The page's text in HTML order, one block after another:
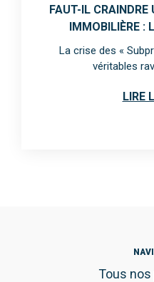
FAUT-IL CRAINDRE
IMMOBILIÈRE :
La crise des «
véritables
LIRE
Tous